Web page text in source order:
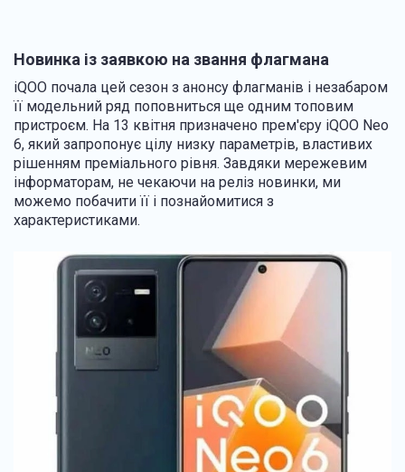
Новинка із заявкою на звання флагмана
iQOO почала цей сезон з анонсу флагманів і незабаром
її модельний ряд поповниться ще одним топовим
пристроєм. На 13 квітня призначено прем'єру iQOO Neo
6, який запропонує цілу низку параметрів, властивих
рішенням преміального рівня. Завдяки мережевим
інформаторам, не чекаючи на реліз новинки, ми
можемо побачити її і познайомитися з
характеристиками.